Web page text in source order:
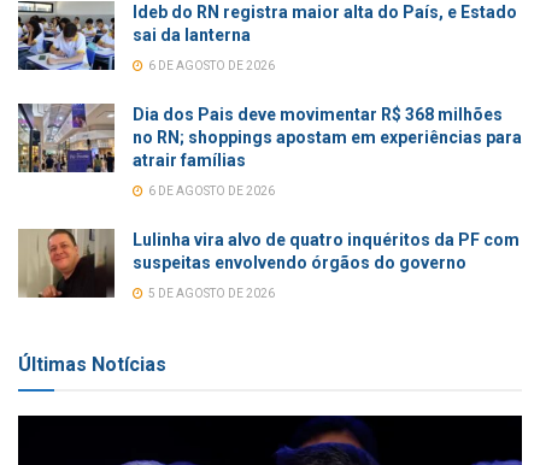
Ideb do RN registra maior alta do País, e Estado
sai da lanterna
6 DE AGOSTO DE 2026
Dia dos Pais deve movimentar R$ 368 milhões
no RN; shoppings apostam em experiências para
atrair famílias
6 DE AGOSTO DE 2026
Lulinha vira alvo de quatro inquéritos da PF com
suspeitas envolvendo órgãos do governo
5 DE AGOSTO DE 2026
Últimas Notícias